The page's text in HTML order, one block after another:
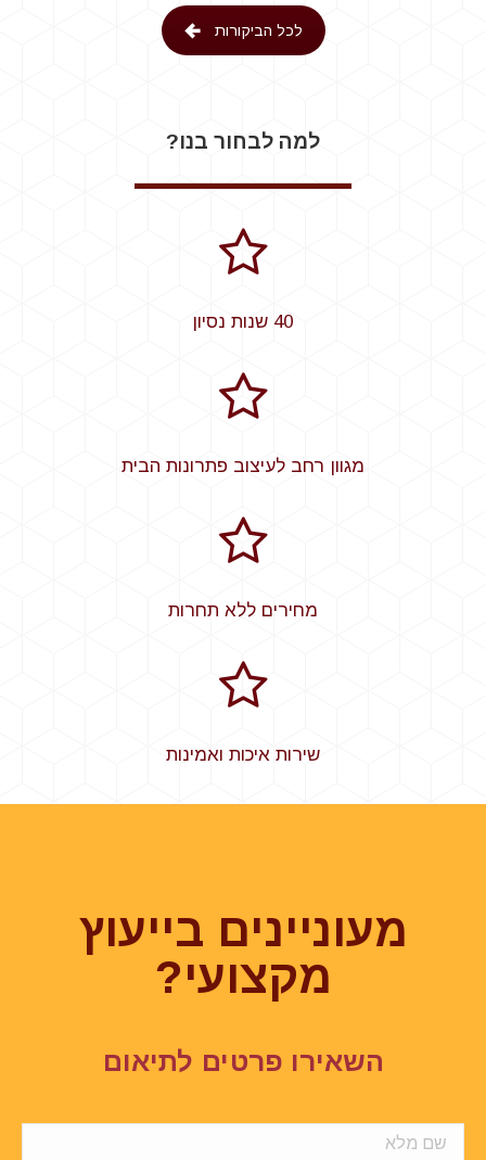
לכל הביקורות
למה לבחור בנו?
שירות איכות ואמינות
מחירים ללא תחרות
מגוון רחב לעיצוב פתרונות הבית
40 שנות נסיון
מעוניינים בייעוץ
מקצועי?
השאירו פרטים לתיאום